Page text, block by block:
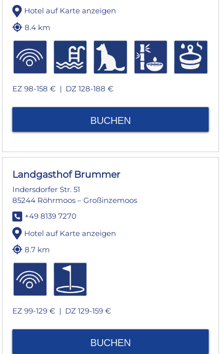
Hotel auf Karte anzeigen
8.4 km
EZ 98-158 € | DZ 128-188 €
BUCHEN
Landgasthof Brummer
Indersdorfer Str. 51
85244 Röhrmoos – Großinzemoos
+49 8139 7270
Hotel auf Karte anzeigen
8.7 km
EZ 99-129 € | DZ 129-159 €
BUCHEN